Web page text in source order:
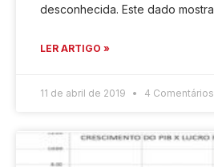
desconhecida. Este dado mostra
LER ARTIGO »
11 de abril de 2019 4 Comentários